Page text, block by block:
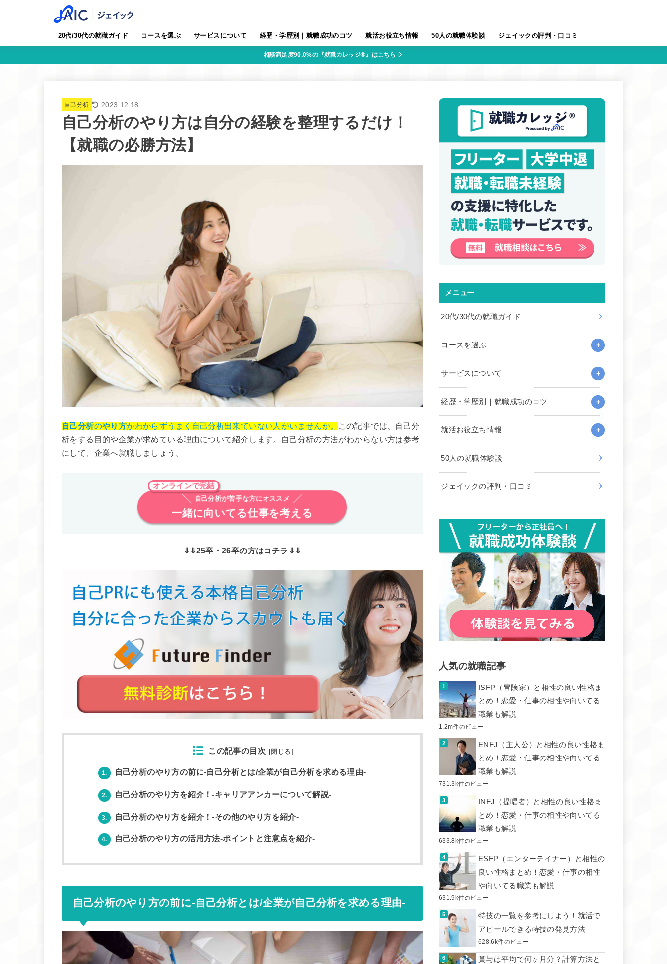
20代/30代の就職ガイド コースを選ぶ サービスについて 経歴・学歴別｜就職成功のコツ 就活お役立ち情報 50人の就職体験談 ジェイックの評判・口コミ
相談満足度90.0%の『就職カレッジ®』はこちら ▷
自己分析 2023.12.18
自己分析のやり方は自分の経験を整理するだけ！
【就職の必勝方法】
自己分析のやり方がわからずうまく自己分析出来ていない人がいませんか。
この記事では、自己分
析をする目的や企業が求めている理由について紹介します。自己分析の方法がわからない方は参考
にして、企業へ就職しましょう。
オンラインで完結
自己分析が苦手な方にオススメ
一緒に向いてる仕事を考える
⇓⇓25卒・26卒の方はコチラ⇓⇓
この記事の目次 [閉じる]
1. 自己分析のやり方の前に-自己分析とは/企業が自己分析を求める理由-
2. 自己分析のやり方を紹介！-キャリアアンカーについて解説-
3. 自己分析のやり方を紹介！-その他のやり方を紹介-
4. 自己分析のやり方の活用方法-ポイントと注意点を紹介-
自己分析のやり方の前に-自己分析とは/企業が自己分析を求める理由-
メニュー
20代/30代の就職ガイド
コースを選ぶ
サービスについて
経歴・学歴別｜就職成功のコツ
就活お役立ち情報
50人の就職体験談
ジェイックの評判・口コミ
人気の就職記事
ISFP（冒険家）と相性の良い性格ま
とめ！恋愛・仕事の相性や向いてる
職業も解説
1.2m件のビュー
ENFJ（主人公）と相性の良い性格ま
とめ！恋愛・仕事の相性や向いてる
職業も解説
731.3k件のビュー
INFJ（提唱者）と相性の良い性格ま
とめ！恋愛・仕事の相性や向いてる
職業も解説
633.8k件のビュー
ESFP（エンターテイナー）と相性の
良い性格まとめ！恋愛・仕事の相性
や向いてる職業も解説
631.9k件のビュー
特技の一覧を参考にしよう！就活で
アピールできる特技の発見方法
628.6k件のビュー
賞与は平均で何ヶ月分？計算方法と